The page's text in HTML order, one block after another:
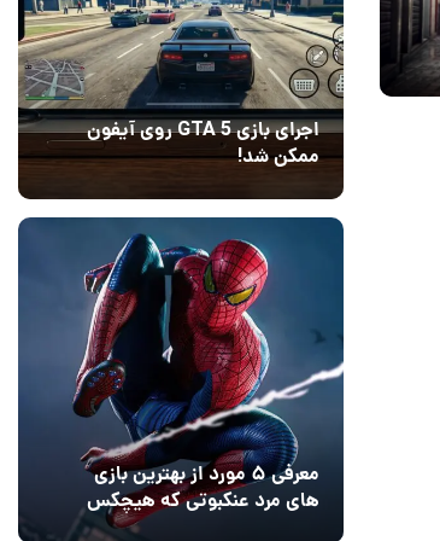
اجرای بازی GTA 5 روی آیفون
ممکن شد!
معرفی ۵ مورد از بهترین بازی
های مرد عنکبوتی که هیچکس